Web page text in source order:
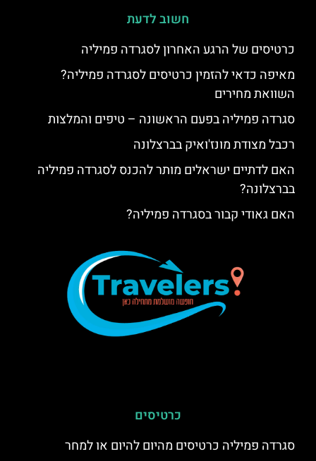
חשוב לדעת
כרטיסים של הרגע האחרון לסגרדה פמיליה
מאיפה כדאי להזמין כרטיסים לסגרדה פמיליה?
השוואת מחירים
סגרדה פמיליה בפעם הראשונה – טיפים והמלצות
רכבל מצודת מונז'ואיק בברצלונה
האם לדתיים ישראלים מותר להכנס לסגרדה פמיליה
בברצלונה?
האם גאודי קבור בסגרדה פמיליה?
כרטיסים
סגרדה פמיליה כרטיסים מהיום להיום או למחר